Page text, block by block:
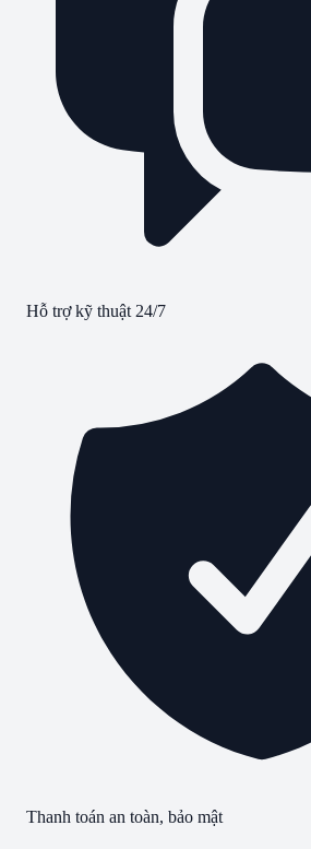
Hỗ trợ kỹ thuật 24/7
Thanh toán an toàn, bảo mật